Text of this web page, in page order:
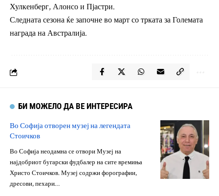
Хулкенберг, Алонсо и Пјастри.
Следната сезона ќе започне во март со трката за Големата
награда на Австралија.
БИ МОЖЕЛО ДА ВЕ ИНТЕРЕСИРА
Во Софија отворен музеј на легендата
Стоичков
Во Софија неодамна се отвори Музеј на
најдобриот бугарски фудбалер на сите времиња
Христо Стоичков. Музеј содржи форографии,
дресови, пехари…